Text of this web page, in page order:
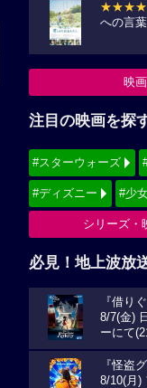
への言
映
注目の映画を探
#スターウォーズ
#ディズニー #少
シリーズ・
必見！地上波放
『借り
8/7(金)
ーにて
『怪盗
8/10(月)